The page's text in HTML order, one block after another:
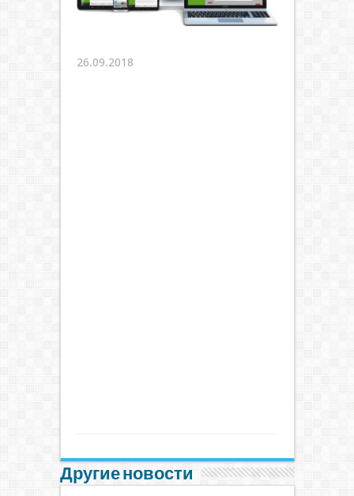
26.09.2018
Другие новости